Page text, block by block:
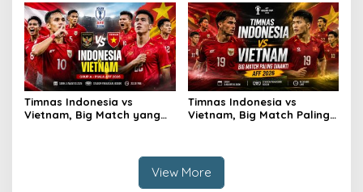
Timnas Indonesia vs
Vietnam, Big Match yang
Timnas Indonesia vs
Vietnam, Big Match Paling
View More